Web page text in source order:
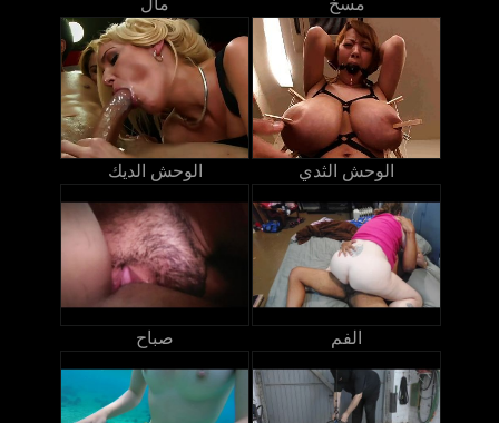
مال مسخ
الوحش الديك الوحش الثدي
صباح الفم